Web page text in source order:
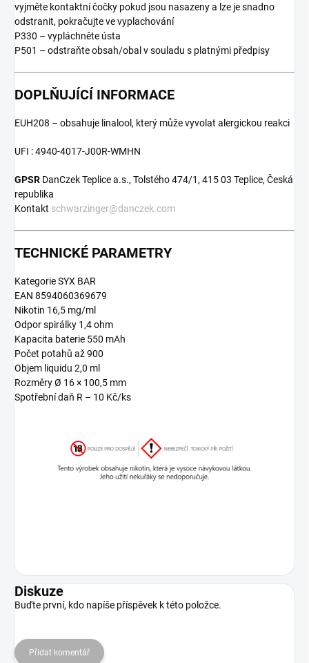
vyjměte kontaktní čočky pokud jsou nasazeny a lze je snadno
odstranit, pokračujte ve vyplachování
P330 – vypláchněte ústa
P501 – odstraňte obsah/obal v souladu s platnými předpisy
DOPLŇUJÍCÍ INFORMACE
EUH208 – obsahuje linalool, který může vyvolat alergickou reakci
UFI : 4940-4017-J00R-WMHN
GPSR DanCzek Teplice a.s., Tolstého 474/1, 415 03 Teplice, Česká
republika
Kontakt schwarzinger@danczek.com
TECHNICKÉ PARAMETRY
Kategorie SYX BAR
EAN 8594060369679
Nikotin 16,5 mg/ml
Odpor spirálky 1,4 ohm
Kapacita baterie 550 mAh
Počet potahů až 900
Objem liquidu 2,0 ml
Rozměry Ø 16 × 100,5 mm
Spotřební daň R – 10 Kč/ks
Diskuze
Buďte první, kdo napíše příspěvek k této položce.
Přidat komentář